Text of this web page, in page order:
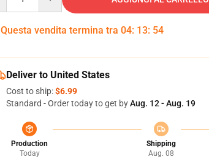
Questa vendita termina tra 04: 13: 53
Deliver to United States
Cost to ship:$6.99
Standard - Order today to get byAug. 12 - Aug. 19
Production
Today
Shipping
Aug. 08